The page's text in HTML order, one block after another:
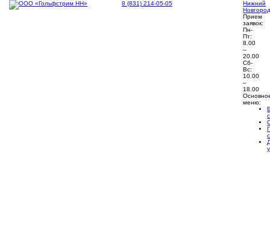
8 (831) 214-05-05
Нижний
Прием
заявок:
Пн-
Пт:
8.00
–
20.00
Сб-
Вс:
10.00
–
18.00
меню: